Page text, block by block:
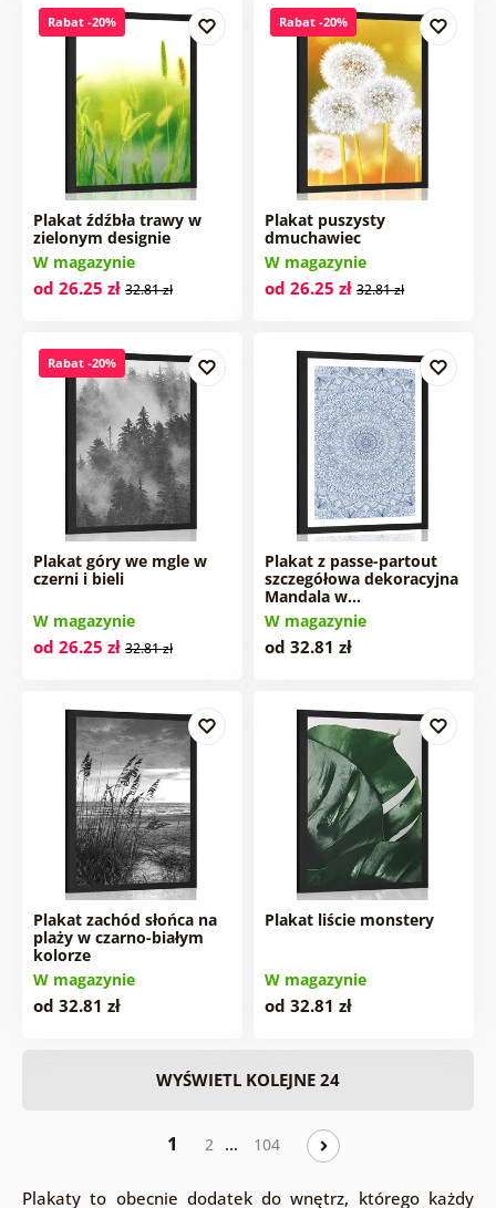
Rabat -20%
Plakat źdźbła trawy w
zielonym designie
W magazynie
od 26.25 zł 32.81 zł
Rabat -20%
Plakat puszysty
dmuchawiec
W magazynie
od 26.25 zł 32.81 zł
Rabat -20%
Plakat góry we mgle w
czerni i bieli
W magazynie
od 26.25 zł 32.81 zł
Plakat z passe-partout
szczegółowa dekoracyjna
Mandala w…
W magazynie
od 32.81 zł
Plakat zachód słońca na
plaży w czarno-białym
kolorze
W magazynie
od 32.81 zł
Plakat liście monstery
W magazynie
od 32.81 zł
WYŚWIETL KOLEJNE 24
1 2 … 104
Plakaty to obecnie dodatek do wnętrz, którego każdy